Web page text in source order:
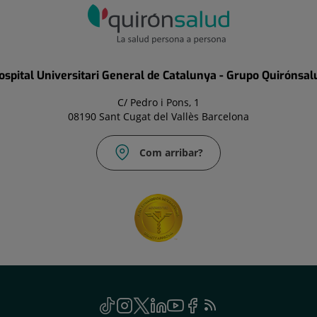
Universitari General de Catalunya - Grupo
C/ Pedro i Pons, 1
08190 Sant Cugat del Vallès Barcelona
Com arribar?
TikTok
AquestInstagram
AquestTwitter
AquestLinkedin
AquestYoutube
AquestFacebook
Aquest
Feed
Aquest